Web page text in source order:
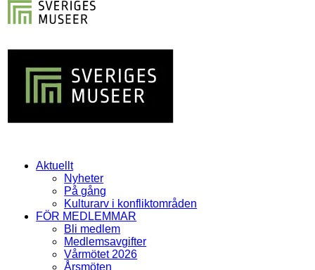
Aktuellt
Nyheter
På gång
Kulturarv i konfliktområden
FÖR MEDLEMMAR
Bli medlem
Medlemsavgifter
Vårmötet 2026
Årsmöten